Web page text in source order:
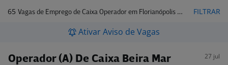
65 Vagas de Emprego de Caixa Operador em Florianópolis - SC FILTRAR
Ativar Aviso de Vagas
Operador (A) De Caixa Beira Mar
27 jul